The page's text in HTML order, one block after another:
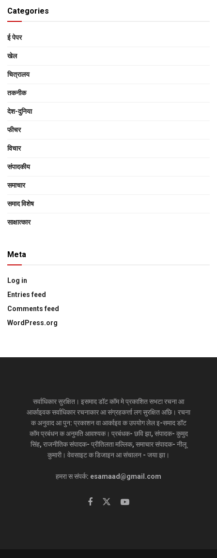
Categories
ई पेपर
खेल
चित्रालय
तकनीक
देश-दुनिया
फीचर
विचार
संपादकीय
समाचार
समाद विशेष
साक्षात्‍कार
Meta
Log in
Entries feed
Comments feed
WordPress.org
सर्वाधिकार सुरक्षित। इसमाद डॉट कॉम मे प्रकाशित सभटा रचना आ
आर्काइवक सर्वाधिकार रचनाकार आ संग्रहकर्त्ता लग सुरक्षित अछि। रचना
क अनुवाद आ पुन: प्रकाशन वा आर्काइव क उपयोग लेल इ-समाद डॉट
कॉम प्रबंधन क अनुमति आवश्यक। प्रबंधक- छवि झा, संपादक- कुमुद
सिंह, राजनीतिक संपादक- प्रीतिलता मल्लिक, समाचार संपादक- नीलू
कुमारी। वेवसाइट क डिजाइन आ संचालन - जया झा।
हमरा स संपर्क: esamaad@gmail.com